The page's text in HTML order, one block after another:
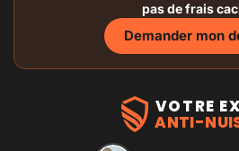
pas de frais
Demander mon
VOTRE
ANTI-